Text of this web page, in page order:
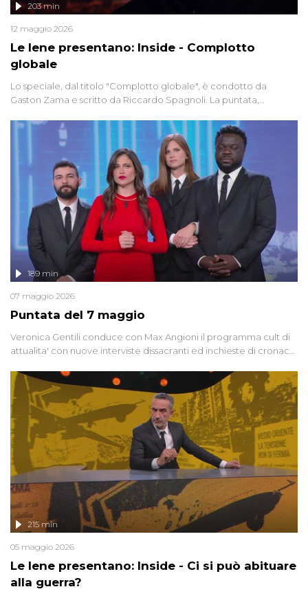
Le Iene presentano: Inside - Complotto
globale
203 min
12 maggio 2026
Lo speciale, dal titolo "Complotto globale", è condotto da
Gaston Zama e scritto da Riccardo Spagnoli. La puntata,
racconta l'universo delle narrazioni alternative, dei sospetti
globali e del complottismo che negli ultimi anni hanno invaso
social network, talk show, piazze digitali e immaginario collettivo.
Puntata del 7 maggio
189 min
07 maggio 2026
Veronica Gentili conduce con Max Angioni il programma cult di
attualita' con nuove interviste dissacranti ed inchieste di cronaca
Le Iene presentano: Inside - Ci si può abituare
alla guerra?
215 min
05 maggio 2026